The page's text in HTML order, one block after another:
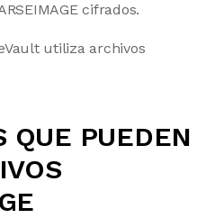
cifrados.
utiliza archivos
QUE PUEDEN